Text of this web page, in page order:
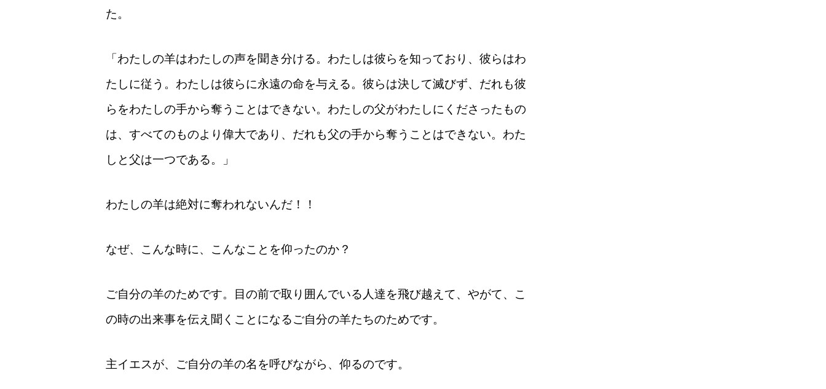
た。
「わたしの羊はわたしの声を聞き分ける。わたしは彼らを知っており、彼らはわ
たしに従う。わたしは彼らに永遠の命を与える。彼らは決して滅びず、だれも彼
らをわたしの手から奪うことはできない。わたしの父がわたしにくださったもの
は、すべてのものより偉大であり、だれも父の手から奪うことはできない。わた
しと父は一つである。」
わたしの羊は絶対に奪われないんだ！！
なぜ、こんな時に、こんなことを仰ったのか？
ご自分の羊のためです。目の前で取り囲んでいる人達を飛び越えて、やがて、こ
の時の出来事を伝え聞くことになるご自分の羊たちのためです。
主イエスが、ご自分の羊の名を呼びながら、仰るのです。